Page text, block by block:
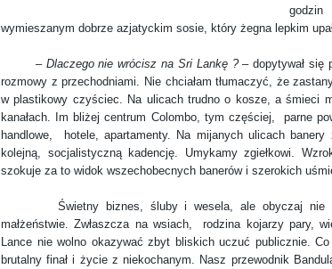
wymieszanym dobrze azjatyckim sosie, który żegna lepkim
– Dlaczego nie wrócisz na Sri Lankę ?– dopytywał się
rozmowy z przechodniami. Nie chciałam tłumaczyć, że
w plastikowy czyściec. Na ulicach trudno o kosze, a śmieci
kanałach. Im bliżej centrum Colombo, tym częściej, parne
handlowe, hotele, apartamenty. Na mijanych ulicach
kolejną, socjalistyczną kadencję. Umykamy zgiełkowi.
szokuje za to widok wszechobecnych banerów i szerokich
Świetny biznes, śluby i wesela, ale obyczaj nie
małżeństwie. Zwłaszcza na wsiach, rodzina kojarzy pary,
Lance nie wolno okazywać zbyt bliskich uczuć publicznie.
brutalny finał i życie z niekochanym. Nasz przewodnik